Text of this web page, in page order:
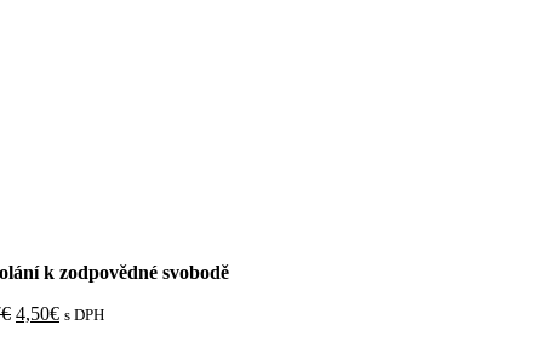
k zodpovědné svobodě
€ 4,50€ s DPH